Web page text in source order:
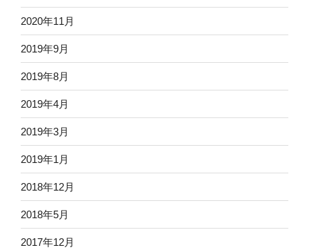
2020年11月
2019年9月
2019年8月
2019年4月
2019年3月
2019年1月
2018年12月
2018年5月
2017年12月